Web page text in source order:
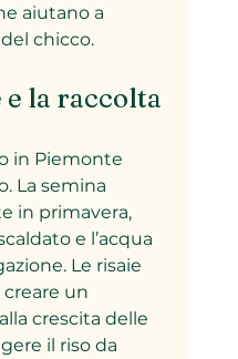
aiutano a
chicco.
la raccolta
in Piemonte
La semina
in primavera,
e l’acqua
Le risaie
un
crescita delle
il riso da